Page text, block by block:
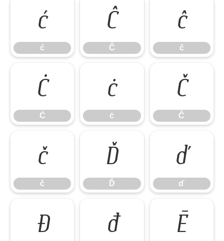
ć
ć
Ĉ
Ĉ
ĉ
ĉ
Ċ
Ċ
ċ
ċ
Č
Č
č
č
Ď
Ď
ď
ď
Đ đ Ē